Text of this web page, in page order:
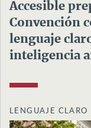
Accesible
Convención
lenguaje
inteligencia
LENGUAJE CLARO